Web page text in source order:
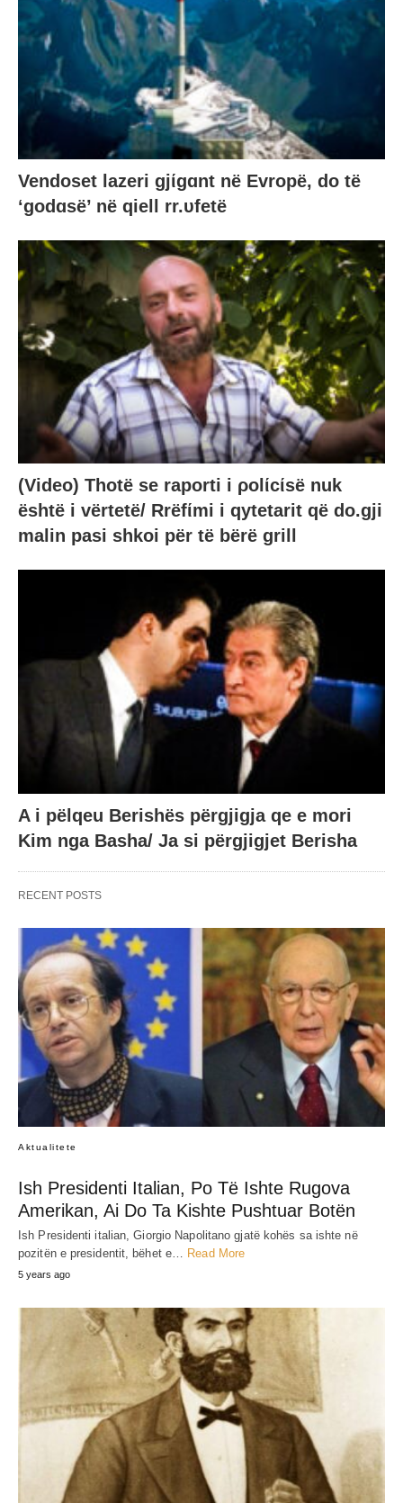
Vendoset lazeri gjίgɑnt në Evropë, do të
‘godɑsë’ në qiell rr.υfetë
(Video) Thotë se raporti i ρolίcίsë nuk
është i vërtetë/ Rrëfίmi i qytetarit që do.gji
malin pasi shkoi për të bërë grill
A i pëlqeu Berishës përgjigja qe e mori
Kim nga Basha/ Ja si përgjigjet Berisha
RECENT POSTS
Aktualitete
Ish Presidenti Italian, Po Të Ishte Rugova
Amerikan, Ai Do Ta Kishte Pushtuar Botën
Ish Presidenti italian, Giorgio Napolitano gjatë kohës sa ishte në
pozitën e presidentit, bëhet e… Read More
5 years ago